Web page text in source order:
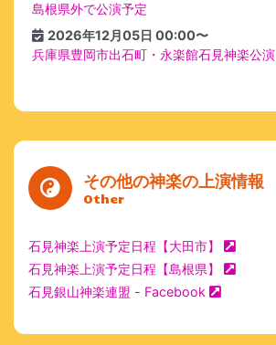
島根県外で公演予定
2026年12月05日 00:00〜
兵庫県豊岡市出石町・永楽館石見神楽公演
その他の神楽の上演情報
Other
石見神楽上演予定日程【大田市】
石見神楽上演予定日程【島根県】
石見銀山神楽連盟 - Facebook